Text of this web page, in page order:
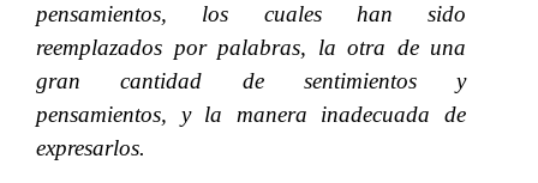
pensamientos, los cuales han sido
reemplazados por palabras, la otra de una
gran cantidad de sentimientos y
pensamientos, y la manera inadecuada de
expresarlos.